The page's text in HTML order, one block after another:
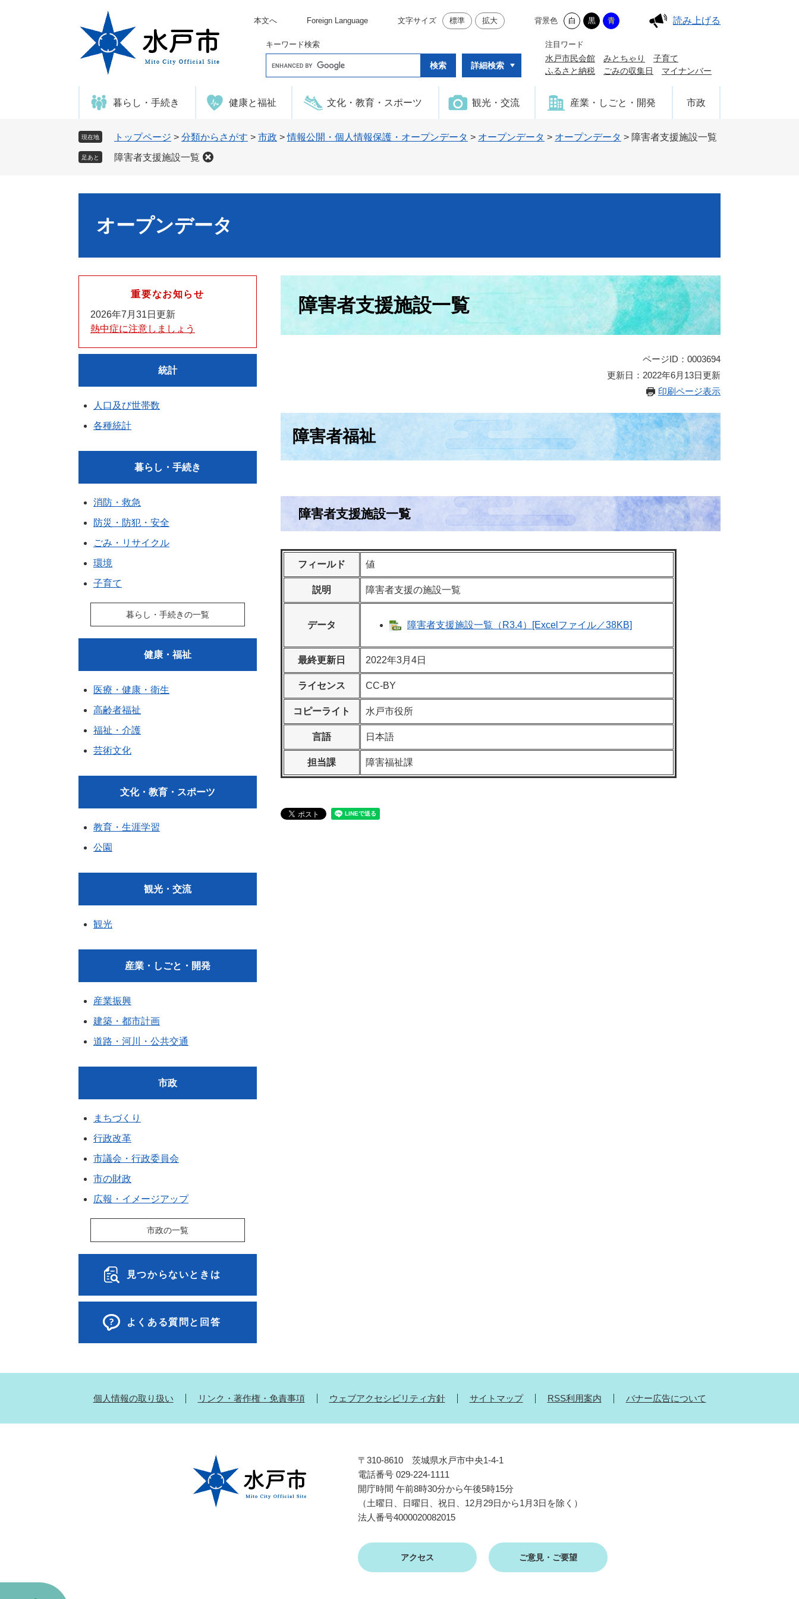
本文へ Foreign Language 文字サイズ 標準 拡大 背景色 白 黒 青 読み上げる
キーワード検索
o
e
タ
ム
詳細検索
注目ワード
水戸市民会館 みとちゃり
子育て
ふるさと納税
ごみの収集日 マイナンバー
暮らし・手続き 健康と福祉 文化・教育・スポーツ 観光・交流 産業・しごと・開発 市政
現在地 トップページ > 分類からさがす > 市政 >情報公開・個人情報保護・オープンデータ > オープンデータ > オープンデータ > 障害者支援施設一覧
足あと 障害者支援施設一覧
オープンデータ
障害者支援施設一覧
ページID：0003694
更新日：2022年6月13日更新
印刷ページ表示
障害者福祉
障害者支援施設一覧
フィールド 値
説明 障害者支援の施設一覧
データ 障害者支援施設一覧（R3.4）[Excelファイル／38KB]
最終更新日 2022年3月4日
ライセンス CC-BY
コピーライト 水戸市役所
言語 日本語
担当課 障害福祉課
重要なお知らせ
2026年7月31日更新
熱中症に注意しましょう
統計
人口及び世帯数
各種統計
暮らし・手続き
消防・救急
防災・防犯・安全
ごみ・リサイクル
環境
子育て
暮らし・手続きの一覧
健康・福祉
医療・健康・衛生
高齢者福祉
福祉・介護
芸術文化
文化・教育・スポーツ
教育・生涯学習
公園
観光・交流
観光
産業・しごと・開発
産業振興
建築・都市計画
道路・河川・公共交通
市政
まちづくり
行政改革
市議会・行政委員会
市の財政
広報・イメージアップ
市政の一覧
見つからないときは
よくある質問と回答
個人情報の取り扱い リンク・著作権・免責事項 ウェブアクセシビリティ方針 サイトマップ RSS利用案内 バナー広告について
〒310-8610 茨城県水戸市中央1-4-1
電話番号 029-224-1111
開庁時間 午前8時30分から午後5時15分
（土曜日、日曜日、祝日、12月29日から1月3日を除く）
法人番号4000020082015
アクセス ご意見・ご要望